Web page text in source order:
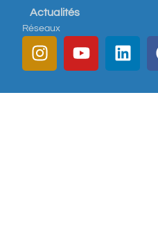
Actualités
Réseaux